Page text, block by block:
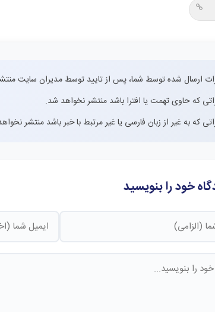
ارسال شده توسط شما، پس از تایید توسط مدیران سایت
که حاوی تهمت یا افترا باشد منتشر نخواهد شد.
که به غیر از زبان فارسی یا غیر مرتبط با خبر باشد منتشر
خود را بنویسید